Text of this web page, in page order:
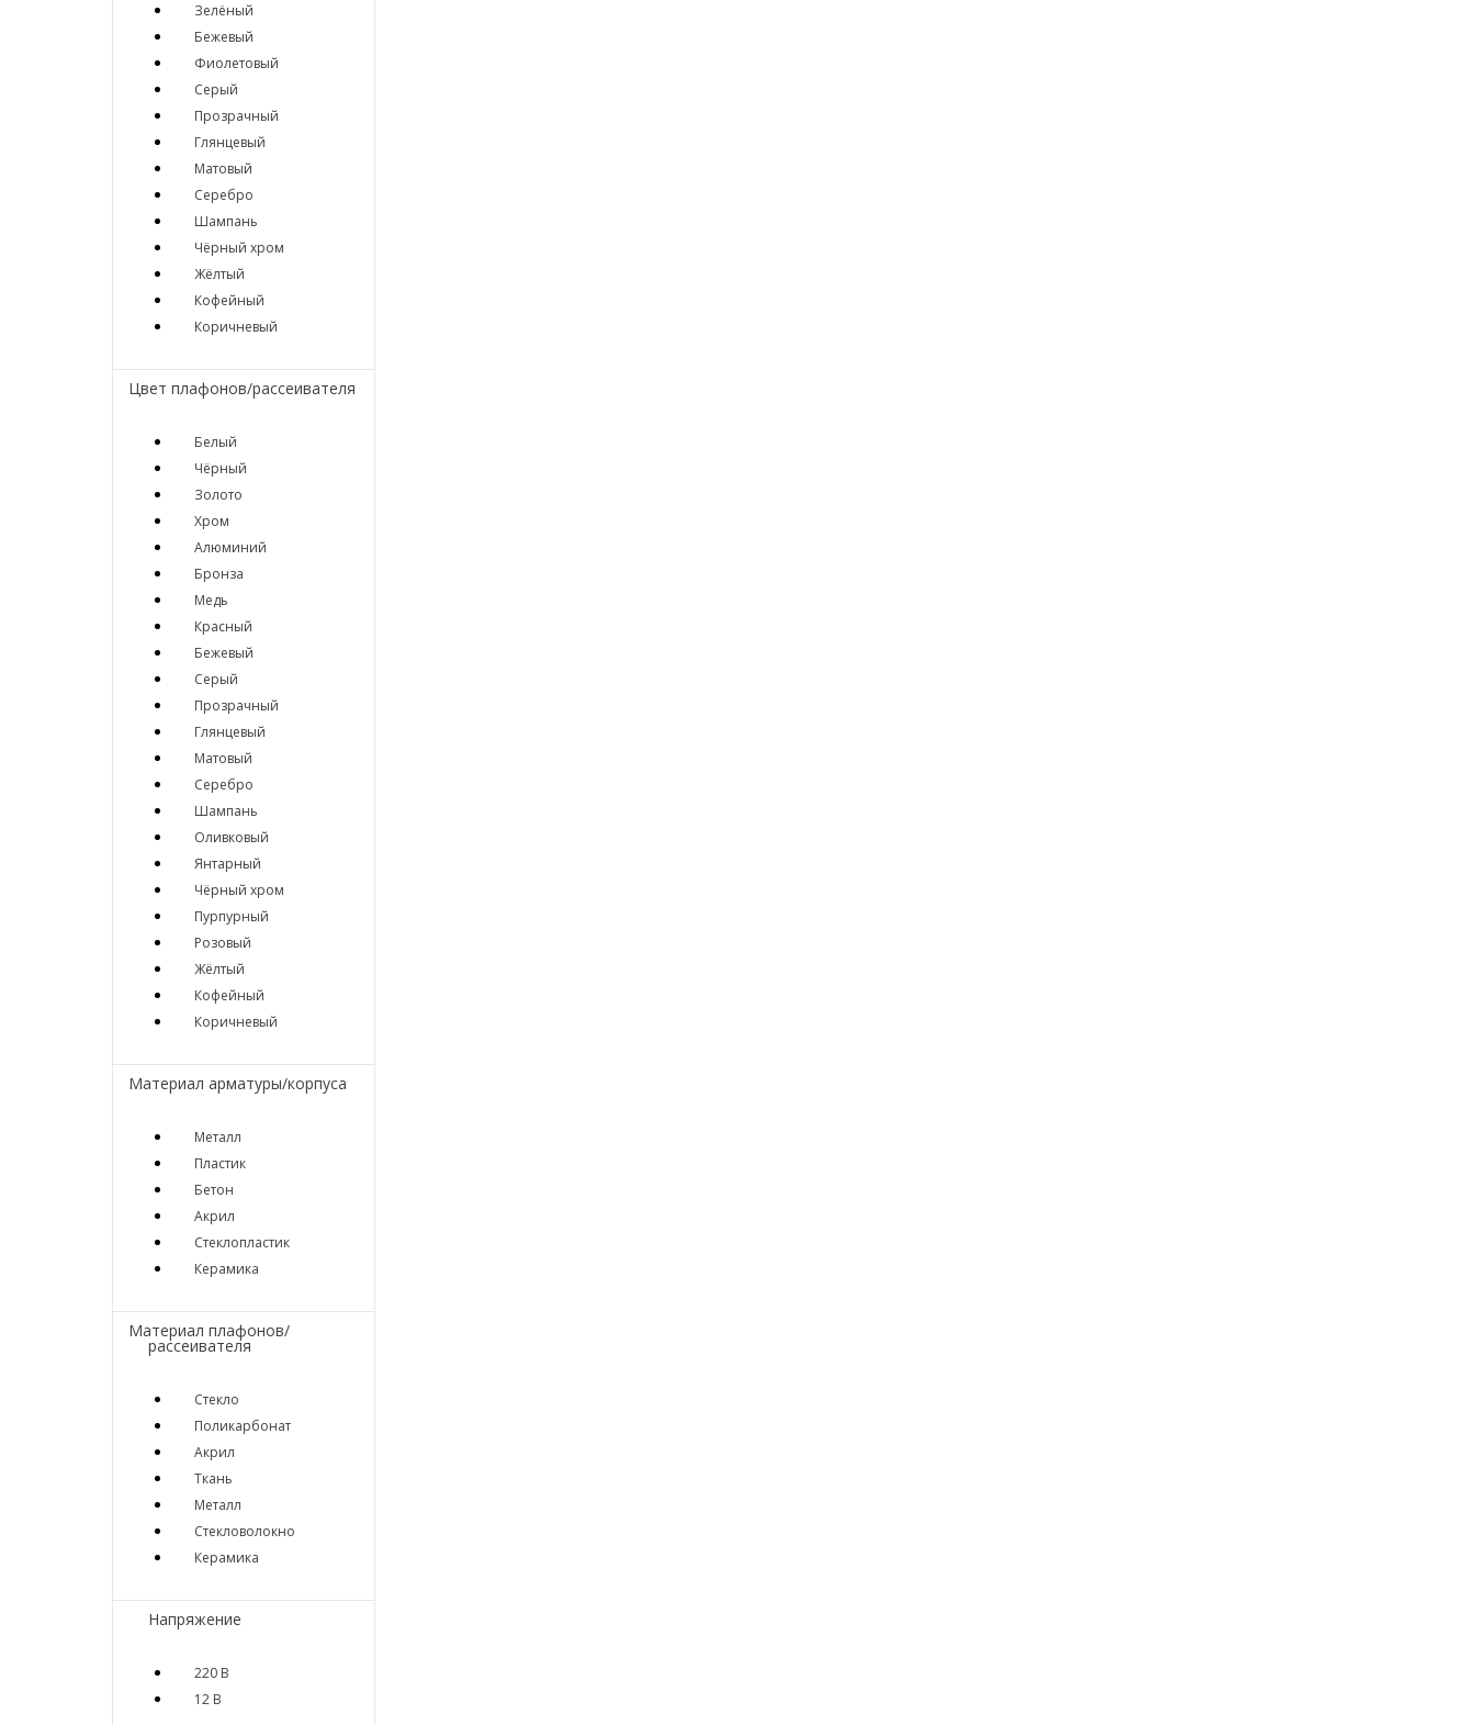
Зелёный
Бежевый
Фиолетовый
Серый
Прозрачный
Глянцевый
Матовый
Серебро
Шампань
Чёрный хром
Жёлтый
Кофейный
Коричневый
Цвет плафонов/рассеивателя
Белый
Чёрный
Золото
Хром
Алюминий
Бронза
Медь
Красный
Бежевый
Серый
Прозрачный
Глянцевый
Матовый
Серебро
Шампань
Оливковый
Янтарный
Чёрный хром
Пурпурный
Розовый
Жёлтый
Кофейный
Коричневый
Материал арматуры/корпуса
Металл
Пластик
Бетон
Акрил
Стеклопластик
Керамика
Материал плафонов/
рассеивателя
Стекло
Поликарбонат
Акрил
Ткань
Металл
Стекловолокно
Керамика
Напряжение
220 В
12 В